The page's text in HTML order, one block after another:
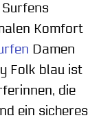
Komfort
Damen
Folk blau ist
die
ein sicheres